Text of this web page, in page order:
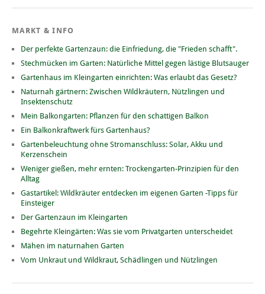
MARKT & INFO
Der perfekte Gartenzaun: die Einfriedung, die "Frieden schafft".
Stechmücken im Garten: Natürliche Mittel gegen lästige Blutsauger
Gartenhaus im Kleingarten einrichten: Was erlaubt das Gesetz?
Naturnah gärtnern: Zwischen Wildkräutern, Nützlingen und
Insektenschutz
Mein Balkongarten: Pflanzen für den schattigen Balkon
Ein Balkonkraftwerk fürs Gartenhaus?
Gartenbeleuchtung ohne Stromanschluss: Solar, Akku und
Kerzenschein
Weniger gießen, mehr ernten: Trockengarten-Prinzipien für den
Alltag
Gastartikel: Wildkräuter entdecken im eigenen Garten -Tipps für
Einsteiger
Der Gartenzaun im Kleingarten
Begehrte Kleingärten: Was sie vom Privatgarten unterscheidet
Mähen im naturnahen Garten
Vom Unkraut und Wildkraut, Schädlingen und Nützlingen